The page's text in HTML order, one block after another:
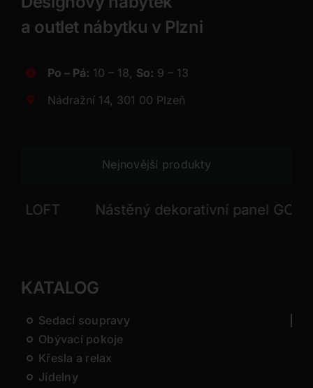
a outlet nábytku v Plzni
Po – Pá: 10 – 18, So: 9 – 13
Nádražní 14, 301 00 Plzeň
Nejnovější produkty
Nástěný dekorativní panel GONG
KATALOG
Sedací soupravy
Obývací pokoje
Křesla a relax
Jídelny